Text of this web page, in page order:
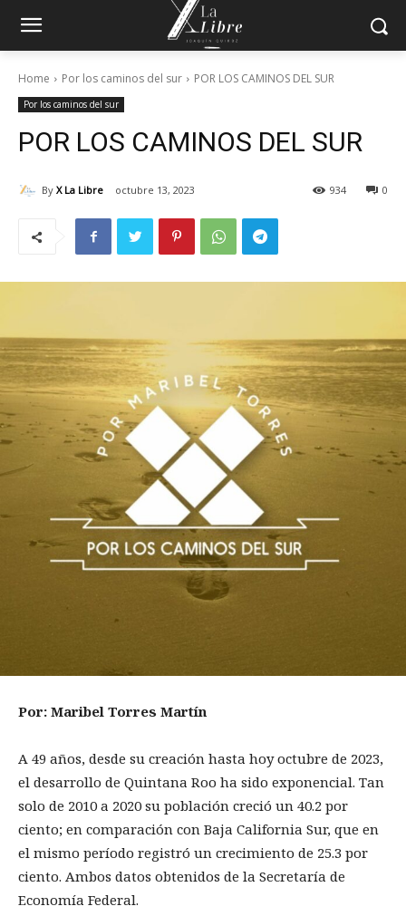
Home Por los caminos del sur POR LOS CAMINOS DEL SUR
Por los caminos del sur
POR LOS CAMINOS DEL SUR
By X La Libre octubre 13, 2023 0
934
Por: Maribel Torres Martín
A 49 años, desde su creación hasta hoy octubre de 2023,
el desarrollo de Quintana Roo ha sido exponencial. Tan
solo de 2010 a 2020 su población creció un 40.2 por
ciento; en comparación con Baja California Sur, que en
el mismo período registró un crecimiento de 25.3 por
ciento. Ambos datos obtenidos de la Secretaría de
Economía Federal.